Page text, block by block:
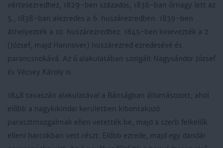
vértesezredhez, 1829-ben százados, 1836-ban őrnagy lett az
5., 1838-ban alezredes a 6. huszárezredben. 1839-ben
áthelyezték a 10. huszárezredhez. 1845-ben kinevezték a 2.
(József, majd Hannover) huszárezred ezredesévé és
parancsnokává. Az ő alakulatában szolgált Nagysándor József
és Vécsey Károly is.
1848 tavaszán alakulatával a Bánságban állomásozott, ahol
előbb a nagykikindai kerületben kibontakozó
parasztmozgalmak ellen vetették be, majd a szerb felkelők
elleni harcokban vett részt. Előbb ezrede, majd egy dandár